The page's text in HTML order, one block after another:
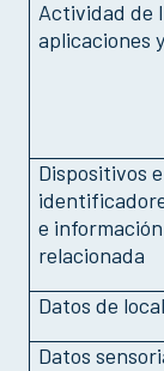
Actividad de
aplicaciones
Dispositivos e
e información
relacionada
Datos de
Datos